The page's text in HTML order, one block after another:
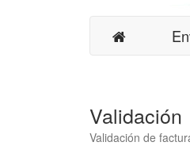
Validación
Validación de